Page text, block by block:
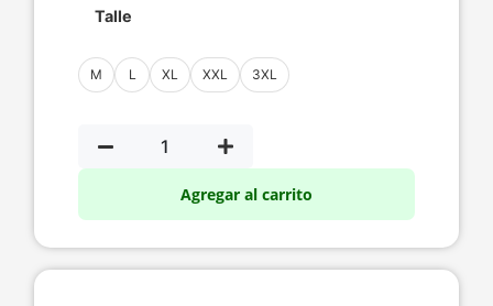
Talle
M L XL XXL 3XL
Agregar al carrito